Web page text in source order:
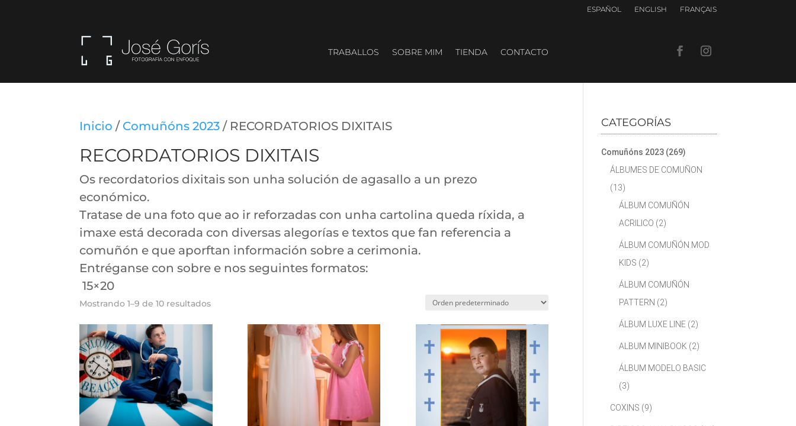
ESPAÑOL ENGLISH FRANÇAIS
TRABALLOS SOBRE MIM TIENDA CONTACTO
Inicio / Comuñóns 2023 / RECORDATORIOS DIXITAIS
RECORDATORIOS DIXITAIS
Os recordatorios dixitais son unha solución de agasallo a un prezo
económico.
Tratase de una foto que ao ir reforzadas con unha cartolina queda ríxida, a
imaxe está decorada con diversas alegorías e textos que fan referencia a
comuñón e que aporftan información sobre a cerimonia.
Entréganse con sobre e nos seguintes formatos:
15×20
Mostrando 1–9 de 10 resultados
CATEGORÍAS
Comuñóns 2023 (269)
ÁLBUMES DE COMUÑON
(13)
ÁLBUM COMUÑÓN
ACRILICO (2)
ÁLBUM COMUÑÓN MOD
KIDS (2)
ÁLBUM COMUÑÓN
PATTERN (2)
ÁLBUM LUXE LINE (2)
ALBUM MINIBOOK (2)
ÁLBUM MODELO BASIC
(3)
COXINS (9)